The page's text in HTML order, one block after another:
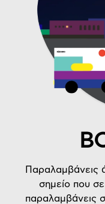
Παραλαμβάνεις
σημείο που
παραλαμβάνεις